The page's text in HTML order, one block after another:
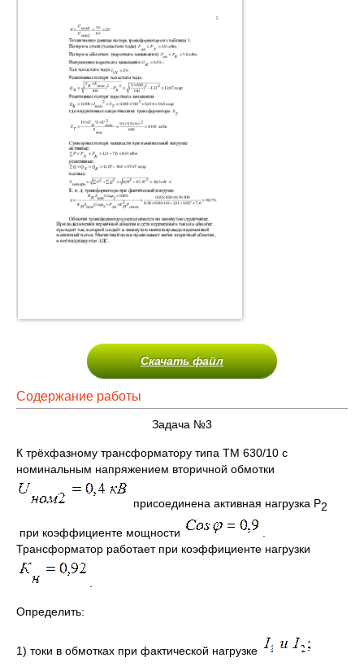
Скачать файл
Содержание работы
Задача №3
К трёхфазному трансформатору типа ТМ 630/10 с
номинальным напряжением вторичной обмотки
присоединена активная нагрузка Р2
при коэффициенте мощности
Трансформатор работает при коэффициенте нагрузки
Определить:
1) токи в обмотках при фактической нагрузке